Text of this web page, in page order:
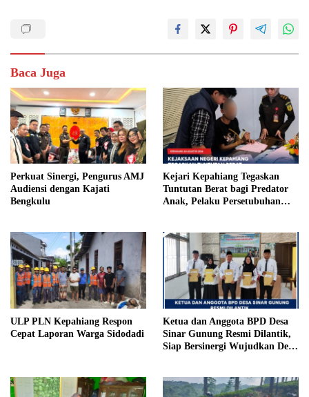
Baca Juga
Perkuat Sinergi, Pengurus AMJ
Audiensi dengan Kajati
Bengkulu
Kejari Kepahiang Tegaskan
Tuntutan Berat bagi Predator
Anak, Pelaku Persetubuhan
Penjara
ULP PLN Kepahiang Respon
Cepat Laporan Warga Sidodadi
Ketua dan Anggota BPD Desa
Sinar Gunung Resmi Dilantik,
Siap Bersinergi Wujudkan Desa